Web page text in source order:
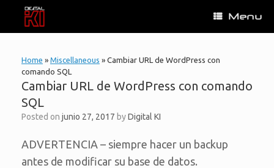
content
Menu
Home » Miscellaneous » Cambiar URL de WordPress con
comando SQL
Cambiar URL de WordPress con comando
SQL
Posted on junio 27, 2017 byDigital KI
ADVERTENCIA – siempre hacer un backup
antes de modificar su base de datos.